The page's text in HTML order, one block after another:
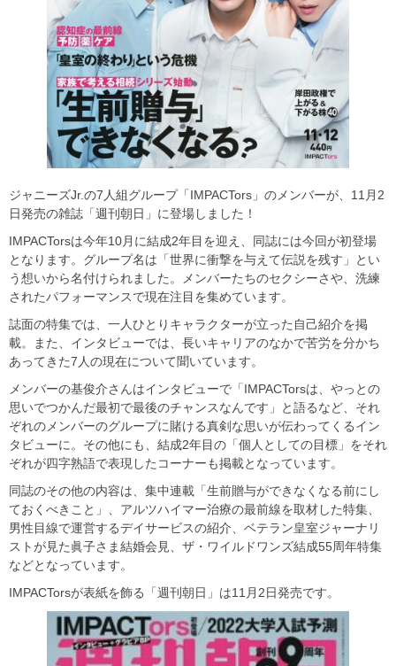
ジャニーズJr.の7人組グループ「IMPACTors」のメンバーが、11月2
日発売の雑誌「週刊朝日」に登場しました！
IMPACTorsは今年10月に結成2年目を迎え、同誌には今回が初登場
となります。グループ名は「世界に衝撃を与えて伝説を残す」とい
う想いから名付けられました。メンバーたちのセクシーさや、洗練
されたパフォーマンスで現在注目を集めています。
誌面の特集では、一人ひとりキャラクターが立った自己紹介を掲
載。また、インタビューでは、長いキャリアのなかで苦労を分かち
あってきた7人の現在について聞いています。
メンバーの基俊介さんはインタビューで「IMPACTorsは、やっとの
思いでつかんだ最初で最後のチャンスなんです」と語るなど、それ
ぞれのメンバーのグループに賭ける真剣な思いが伝わってくるイン
タビューに。その他にも、結成2年目の「個人としての目標」をそれ
ぞれが四字熟語で表現したコーナーも掲載となっています。
同誌のその他の内容は、集中連載「生前贈与ができなくなる前にし
ておくべきこと」、アルツハイマー治療の最前線を取材した特集、
男性目線で運営するデイサービスの紹介、ベテラン皇室ジャーナリ
ストが見た眞子さま結婚会見、ザ・ワイルドワンズ結成55周年特集
などとなっています。
IMPACTorsが表紙を飾る「週刊朝日」は11月2日発売です。